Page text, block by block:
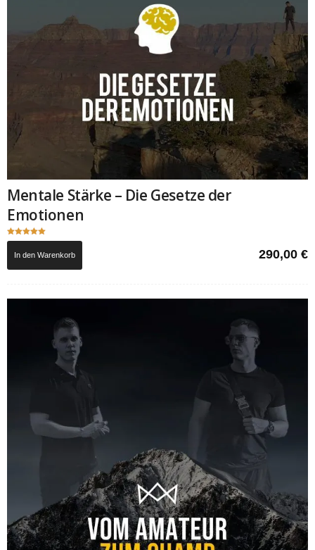
Mentale Stärke – Die Gesetze der
Emotionen
Bewertet mit
von 5
290,00 €
In den Warenkorb